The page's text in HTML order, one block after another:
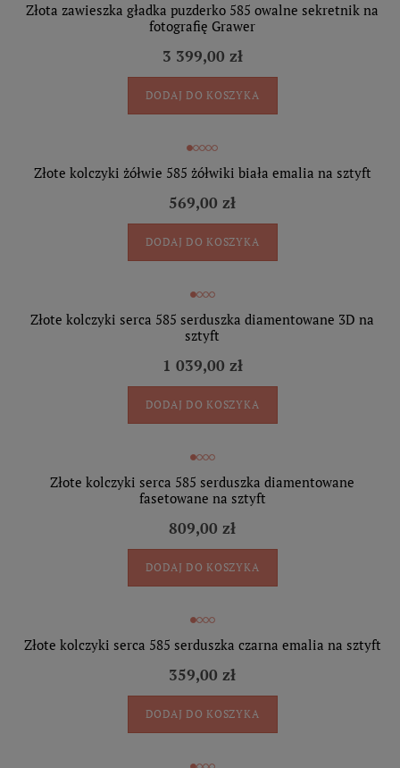
Złota zawieszka gładka puzderko 585 owalne sekretnik na
fotografię Grawer
3 399,00 zł
DODAJ DO KOSZYKA
Złote kolczyki żółwie 585 żółwiki biała emalia na sztyft
569,00 zł
DODAJ DO KOSZYKA
Złote kolczyki serca 585 serduszka diamentowane 3D na
sztyft
1 039,00 zł
DODAJ DO KOSZYKA
Złote kolczyki serca 585 serduszka diamentowane
fasetowane na sztyft
809,00 zł
DODAJ DO KOSZYKA
Złote kolczyki serca 585 serduszka czarna emalia na sztyft
359,00 zł
DODAJ DO KOSZYKA